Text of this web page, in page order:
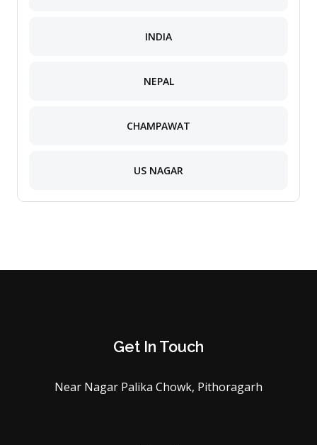
INDIA
NEPAL
CHAMPAWAT
US NAGAR
Get In Touch
Near Nagar Palika Chowk, Pithoragarh